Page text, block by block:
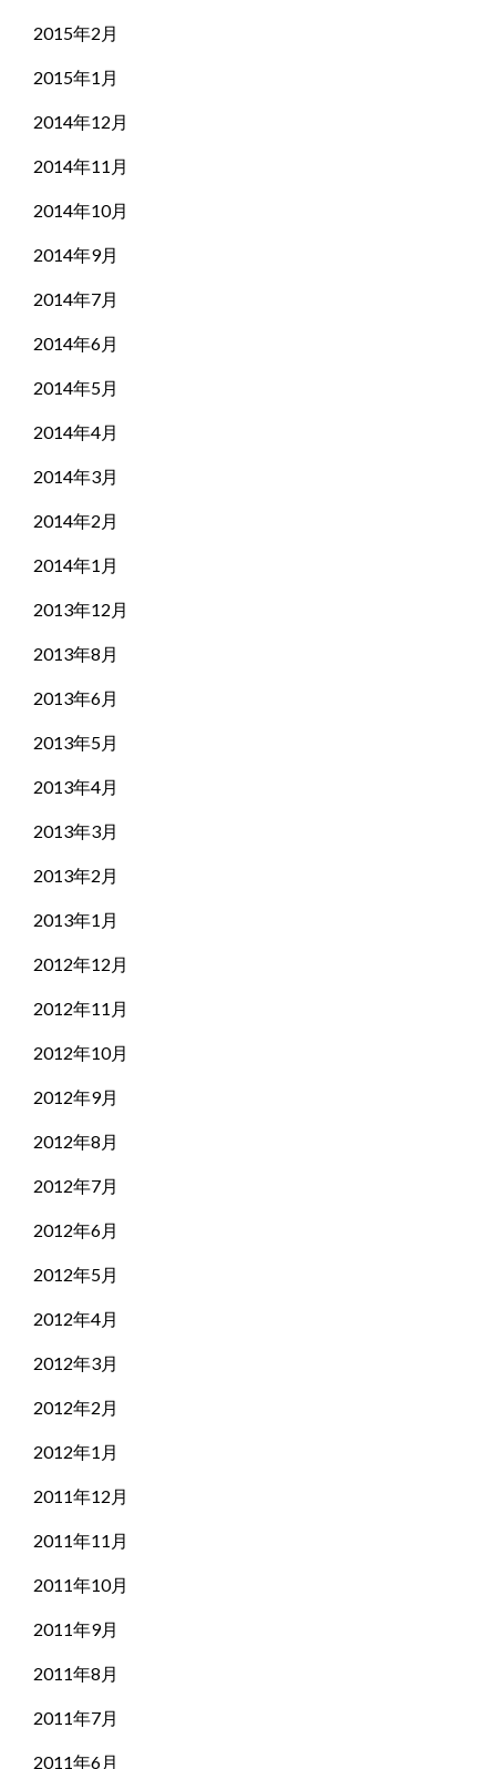
2015年2月
2015年1月
2014年12月
2014年11月
2014年10月
2014年9月
2014年7月
2014年6月
2014年5月
2014年4月
2014年3月
2014年2月
2014年1月
2013年12月
2013年8月
2013年6月
2013年5月
2013年4月
2013年3月
2013年2月
2013年1月
2012年12月
2012年11月
2012年10月
2012年9月
2012年8月
2012年7月
2012年6月
2012年5月
2012年4月
2012年3月
2012年2月
2012年1月
2011年12月
2011年11月
2011年10月
2011年9月
2011年8月
2011年7月
2011年6月